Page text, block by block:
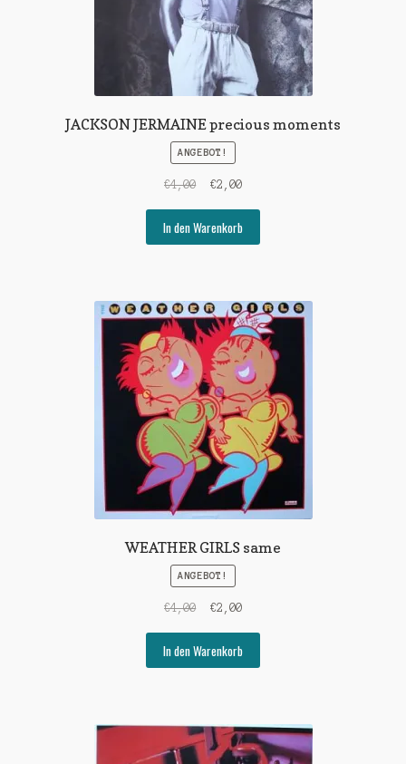
JACKSON JERMAINE precious moments
ANGEBOT!
€4,00
Ursprünglicher
war:
€4,00
€2,00Aktueller
ist:
€2,00.
In den Warenkorb
WEATHER GIRLS same
ANGEBOT!
€4,00
Ursprünglicher
war:
€4,00
€2,00Aktueller
ist:
€2,00.
In den Warenkorb